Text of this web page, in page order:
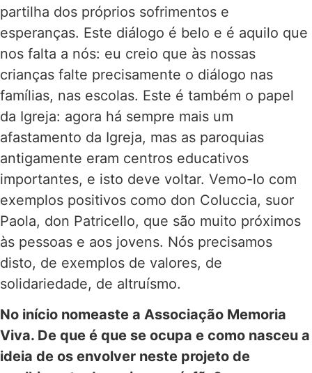
partilha dos próprios sofrimentos e
esperanças. Este diálogo é belo e é aquilo que
nos falta a nós: eu creio que às nossas
crianças falte precisamente o diálogo nas
famílias, nas escolas. Este é também o papel
da Igreja: agora há sempre mais um
afastamento da Igreja, mas as paroquias
antigamente eram centros educativos
importantes, e isto deve voltar. Vemo-lo com
exemplos positivos como don Coluccia, suor
Paola, don Patricello, que são muito próximos
às pessoas e aos jovens. Nós precisamos
disto, de exemplos de valores, de
solidariedade, de altruísmo.
No início nomeaste a Associação Memoria
Viva. De que é que se ocupa e como nasceu a
ideia de os envolver neste projeto de